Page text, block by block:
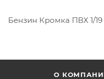
Бензин Кромка ПВХ 1/
О